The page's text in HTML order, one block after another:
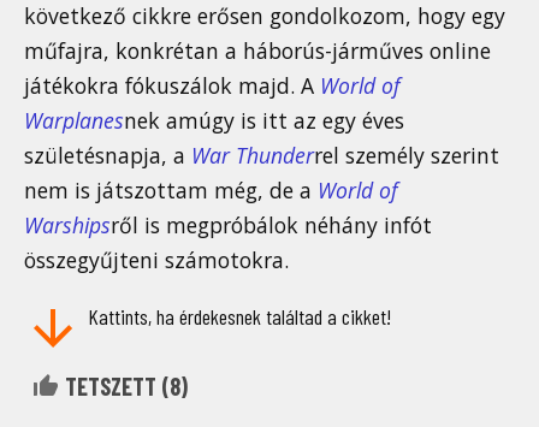
következő cikkre erősen gondolkozom, hogy egy
műfajra, konkrétan a háborús-járműves online
játékokra fókuszálok majd. A World of
Warplanesnek amúgy is itt az egy éves
születésnapja, a War Thunderrel személy szerint
nem is játszottam még, de a World of
Warshipsről is megpróbálok néhány infót
összegyűjteni számotokra.
Kattints, ha érdekesnek találtad a cikket!
TETSZETT (8)